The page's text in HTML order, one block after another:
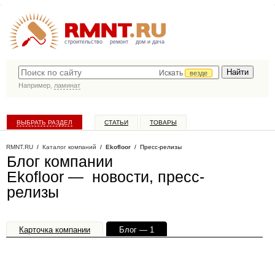
строительство ремонт дом и дача
Искать
везде
Например, ламинат
ВЫБРАТЬ РАЗДЕЛ СТАТЬИ ТОВАРЫ
RMNT.RU / Каталог компаний / Ekofloor / Пресс-релизы
Блог компании
Ekofloor — новости, пресс-
релизы
Карточка компании
Блог — 1